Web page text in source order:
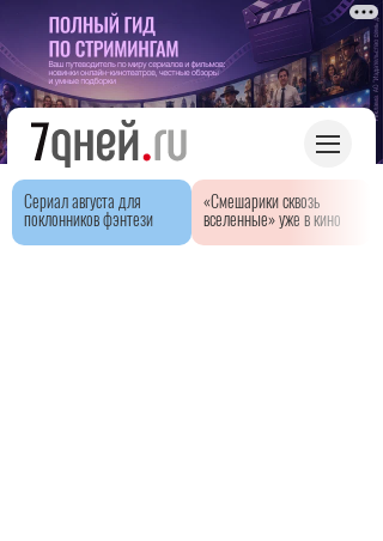
Сериал августа для
поклонников фэнтези
«Смешарики сквозь
вселенные» уже в кино